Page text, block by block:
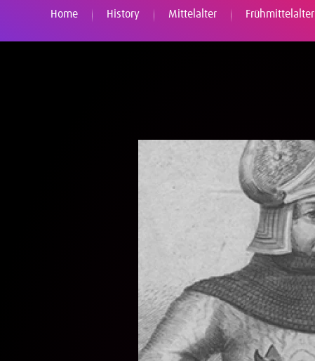
Home History Mittelalter Frühmittelalter